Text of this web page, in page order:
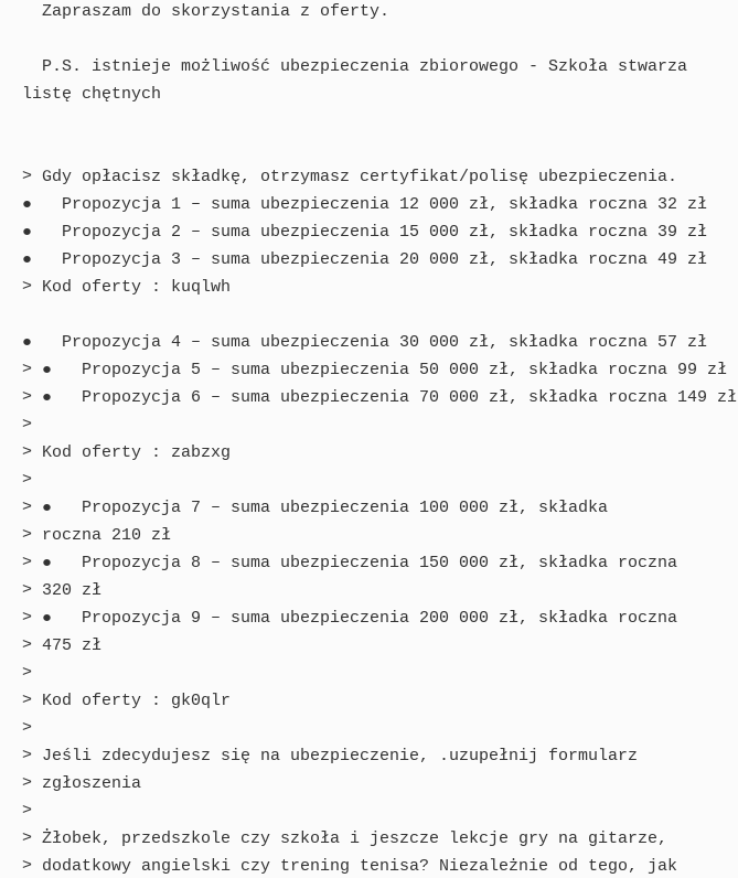
listę chętnych
> Gdy opłacisz składkę, otrzymasz certyfikat/polisę ubezpieczenia.
●   Propozycja 1 – suma ubezpieczenia 12 000 zł, składka roczna 32 zł
●   Propozycja 2 – suma ubezpieczenia 15 000 zł, składka roczna 39 zł
●   Propozycja 3 – suma ubezpieczenia 20 000 zł, składka roczna 49 zł
> Kod oferty : kuqlwh
●   Propozycja 4 – suma ubezpieczenia 30 000 zł, składka roczna 57 zł
> ●   Propozycja 5 – suma ubezpieczenia 50 000 zł, składka roczna 99 zł
> ●   Propozycja 6 – suma ubezpieczenia 70 000 zł, składka roczna 149 zł
>
> Kod oferty : zabzxg
>
> ●   Propozycja 7 – suma ubezpieczenia 100 000 zł, składka
> roczna 210 zł
> ●   Propozycja 8 – suma ubezpieczenia 150 000 zł, składka roczna
> 320 zł
> ●   Propozycja 9 – suma ubezpieczenia 200 000 zł, składka roczna
> 475 zł
>
> Kod oferty : gk0qlr
>
> Jeśli zdecydujesz się na ubezpieczenie, .uzupełnij formularz
> zgłoszenia
>
> Żłobek, przedszkole czy szkoła i jeszcze lekcje gry na gitarze,
> dodatkowy angielski czy trening tenisa? Niezależnie od tego, jak